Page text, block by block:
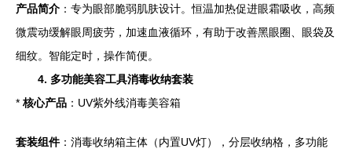
产品简介 ：专为眼部脆弱肌肤设计。恒温加热促进眼霜吸收，高频
微震动缓解眼周疲劳，加速血液循环，有助于改善黑眼圈、眼袋及
细纹。智能定时，操作简便。
4. 多功能美容工具消毒收纳套装
* 核心产品 ：UV紫外线消毒美容箱
套装组件：消毒收纳箱主体（内置UV灯），分层收纳格，多功能